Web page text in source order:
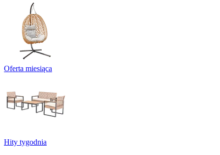
Oferta miesiąca
Hity tygodnia